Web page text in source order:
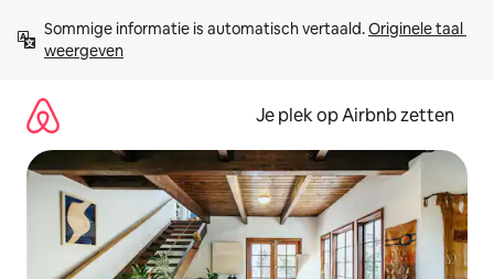
direct
naar
Sommige informatie is automatisch vertaald. Originele taal
weergeven
Je plek op Airbnb zetten